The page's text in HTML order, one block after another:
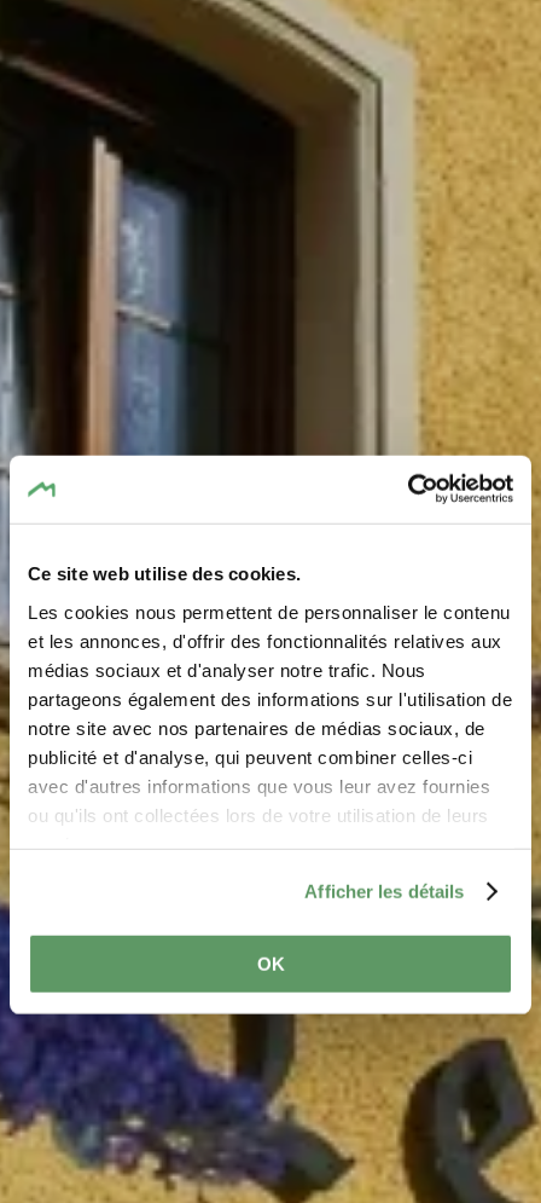
Ce site web utilise des cookies.
Les cookies nous permettent de personnaliser le contenu
et les annonces, d'offrir des fonctionnalités relatives aux
médias sociaux et d'analyser notre trafic. Nous
partageons également des informations sur l'utilisation de
notre site avec nos partenaires de médias sociaux, de
publicité et d'analyse, qui peuvent combiner celles-ci
avec d'autres informations que vous leur avez fournies
ou qu'ils ont collectées lors de votre utilisation de leurs
Afficher les détails
OK
Restaurant Le Cigalon
Où? 1, Rue de l'Ernz Noire, L-6245 Mullerthal